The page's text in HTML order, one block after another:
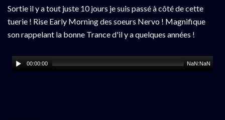
Sortie il y a tout juste 10 jours je suis passé à côté de cette
tuerie ! Rise Early Morning des soeurs Nervo ! Magnifique
son rappelant la bonne Trance d'il y a quelques années !
00:00:00 NaN:NaN